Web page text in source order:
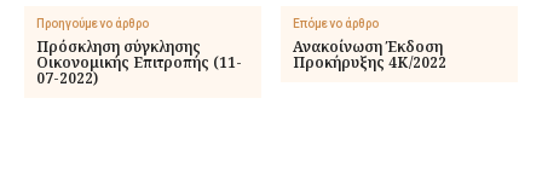
Προηγούμενο άρθρο
Πρόσκληση σύγκλησης
Οικονομικής Επιτροπής (11-
07-2022)
Επόμενο άρθρο
Ανακοίνωση Έκδοση
Προκήρυξης 4Κ/2022